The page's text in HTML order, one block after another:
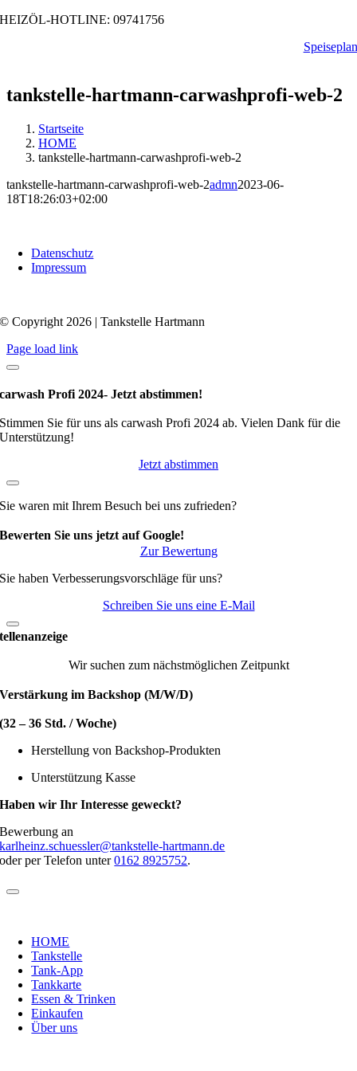
Zum
HEIZÖL-HOTLINE: 09741756
Speiseplan
tankstelle-hartmann-carwashprofi-web-2
Startseite
HOME
tankstelle-hartmann-carwashprofi-web-2
tankstelle-hartmann-carwashprofi-web-2admn2023-06-
18T18:26:03+02:00
Datenschutz
Impressum
© Copyright 2026 | Tankstelle Hartmann
Page load link
carwash Profi 2024- Jetzt abstimmen!
Stimmen Sie für uns als carwash Profi 2024 ab. Vielen Dank für die
Unterstützung!
Jetzt abstimmen
Sie waren mit Ihrem Besuch bei uns zufrieden?
Bewerten Sie uns jetzt auf Google!
Zur Bewertung
Sie haben Verbesserungsvorschläge für uns?
Schreiben Sie uns eine E-Mail
Wir suchen zum nächstmöglichen Zeitpunkt
Verstärkung im Backshop (M/W/D)
(32 – 36 Std. / Woche)
Herstellung von Backshop-Produkten
Unterstützung Kasse
Haben wir Ihr Interesse geweckt?
Bewerbung an
karlheinz.schuessler@tankstelle-hartmann.de
oder per Telefon unter0162 8925752.
HOME
Tankstelle
Tank-App
Tankkarte
Essen & Trinken
Einkaufen
Über uns